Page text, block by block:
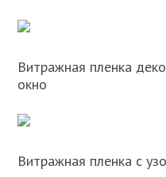
Витражная пленка
окно
Витражная пленка с